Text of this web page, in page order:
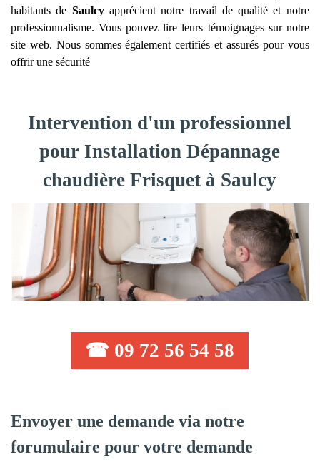
habitants de Saulcyapprécient notre travail de qualité et notre
professionnalisme. Vous pouvez lire leurs témoignages sur notre
site web. Nous sommes également certifiés et assurés pour vous
offrir une sécurité
Intervention d'un professionnel
pour Installation Dépannage
chaudière Frisquet à Saulcy
☎ 09 72 56 54 58
Envoyer une demande via notre
forumulaire pour votre demande